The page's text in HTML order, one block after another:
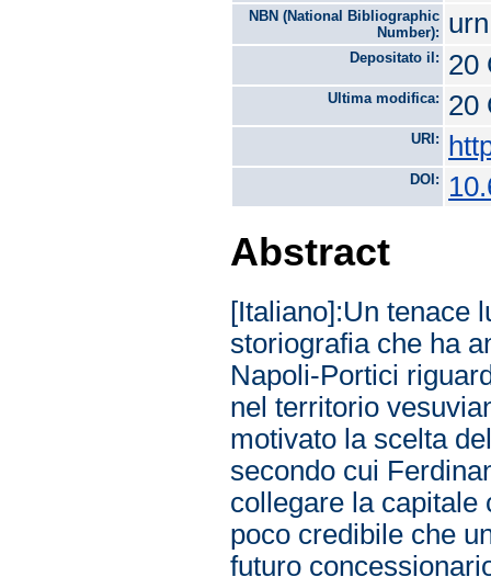
NBN (National Bibliographic
Number):
Depositato il: 20
Ultima modifica: 20
URI:
DOI:
Abstract
[Italiano]:Un tenace
storiografia che ha
Napoli-Portici
nel territorio
motivato la scelta
secondo cui
collegare la capitale
poco credibile che
futuro